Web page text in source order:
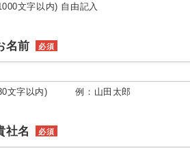
文字以内) 自由記入
名前 必須
文字以内) 例：山田太郎
社名 必須